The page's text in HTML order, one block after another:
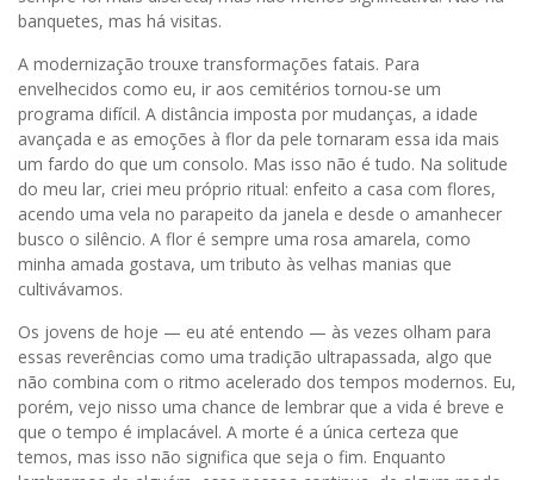
banquetes, mas há visitas.
A modernização trouxe transformações fatais. Para
envelhecidos como eu, ir aos cemitérios tornou-se um
programa difícil. A distância imposta por mudanças, a idade
avançada e as emoções à flor da pele tornaram essa ida mais
um fardo do que um consolo. Mas isso não é tudo. Na solitude
do meu lar, criei meu próprio ritual: enfeito a casa com flores,
acendo uma vela no parapeito da janela e desde o amanhecer
busco o silêncio. A flor é sempre uma rosa amarela, como
minha amada gostava, um tributo às velhas manias que
cultivávamos.
Os jovens de hoje — eu até entendo — às vezes olham para
essas reverências como uma tradição ultrapassada, algo que
não combina com o ritmo acelerado dos tempos modernos. Eu,
porém, vejo nisso uma chance de lembrar que a vida é breve e
que o tempo é implacável. A morte é a única certeza que
temos, mas isso não significa que seja o fim. Enquanto